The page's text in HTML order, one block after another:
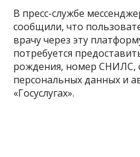
В пресс-службе
сообщили, что
врачу через эту
потребуется
рождения, номер СНИЛС,
персональных данных и
«Госуслугах».